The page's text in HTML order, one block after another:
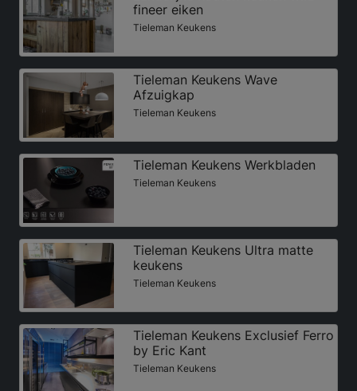
fineer eiken
Tieleman Keukens
Tieleman Keukens Wave
Afzuigkap
Tieleman Keukens
Tieleman Keukens Werkbladen
Tieleman Keukens
Tieleman Keukens Ultra matte
keukens
Tieleman Keukens
Tieleman Keukens Exclusief Ferro
by Eric Kant
Tieleman Keukens